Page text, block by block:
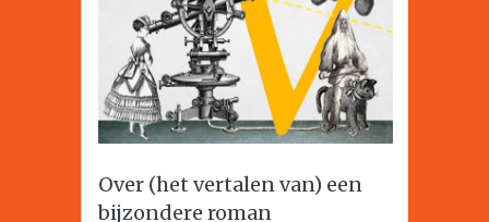
Over (het vertalen van) een
bijzondere roman